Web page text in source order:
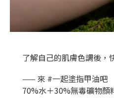
了解自己的肌膚色調後，
—— 來 #一起塗指甲油吧​
70%水＋30%無毒礦物顏